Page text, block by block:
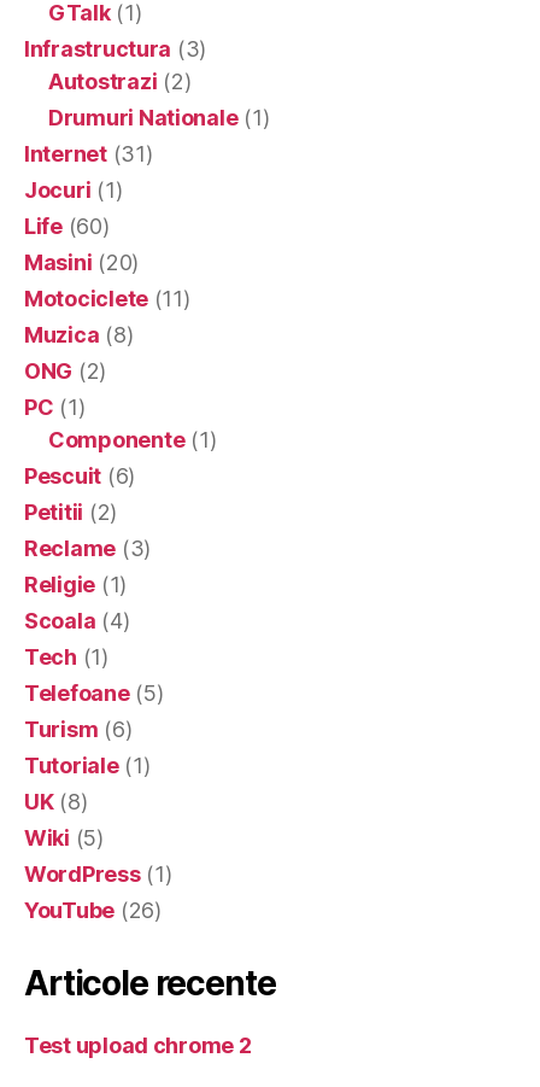
GTalk(1)
Infrastructura (3)
Autostrazi (2)
Drumuri Nationale(1)
Internet(31)
Jocuri (1)
Life(60)
Masini (20)
Motociclete (11)
Muzica (8)
ONG (2)
PC (1)
Componente(1)
Pescuit (6)
Petitii (2)
Reclame (3)
Religie (1)
Scoala (4)
Tech (1)
Telefoane(5)
Turism (6)
Tutoriale(1)
UK(8)
Wiki (5)
WordPress(1)
YouTube (26)
Articole recente
Test upload chrome 2